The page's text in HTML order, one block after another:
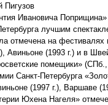
Пигузов
Ивановича Поприщина»
лучшим
отмечена на фестивалях
Авиньоне (1993 г.) и в
помещики»
Санкт-Петербурга
(1997 г.), Варшаве
Юхена Нагеля»